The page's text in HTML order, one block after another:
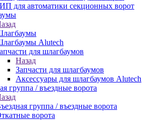
для автоматики секционных ворот
Alutech
для шлагбаумов
Назад
Запчасти для шлагбаумов
Аксессуары для шлагбаумов Alutech
группа / въездные ворота
группа / въездные ворота
ворота